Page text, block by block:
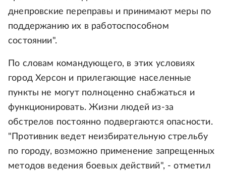
днепровские переправы и принимают меры по
поддержанию их в работоспособном
состоянии".
По словам командующего, в этих условиях
город Херсон и прилегающие населенные
пункты не могут полноценно снабжаться и
функционировать. Жизни людей из-за
обстрелов постоянно подвергаются опасности.
"Противник ведет неизбирательную стрельбу
по городу, возможно применение запрещенных
методов ведения боевых действий", - отметил